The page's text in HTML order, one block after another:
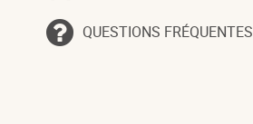
QUESTIONS FRÉQUENTES